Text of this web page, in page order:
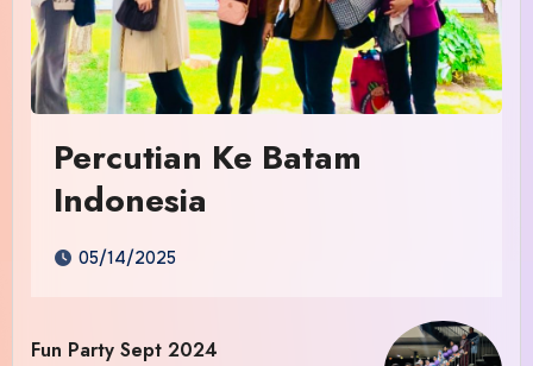
Percutian Ke Batam
Indonesia
05/14/2025
Fun Party Sept 2024